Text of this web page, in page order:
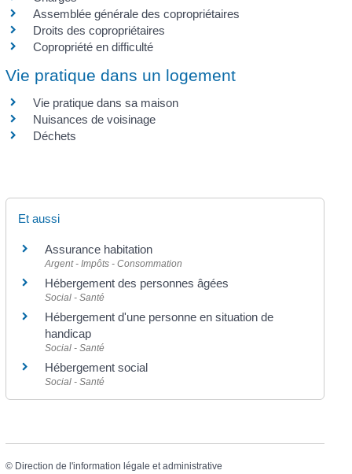
Assemblée générale des copropriétaires
Droits des copropriétaires
Copropriété en difficulté
Vie pratique dans un logement
Vie pratique dans sa maison
Nuisances de voisinage
Déchets
Et aussi
Assurance habitation
Argent - Impôts - Consommation
Hébergement des personnes âgées
Social - Santé
Hébergement d'une personne en situation de
handicap
Social - Santé
Hébergement social
Social - Santé
© Direction de l'information légale et administrative